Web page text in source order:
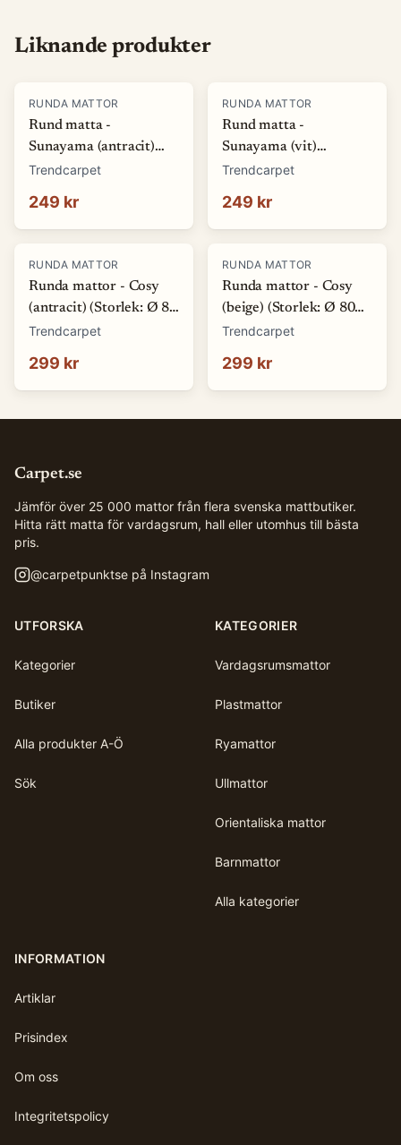
Liknande produkter
RUNDA MATTOR
Rund matta -
Sunayama (antracit)
(Storlek: Ø 80 cm)
Trendcarpet
249 kr
RUNDA MATTOR
Rund matta -
Sunayama (vit)
(Storlek: Ø 80 cm)
Trendcarpet
249 kr
RUNDA MATTOR
Runda mattor - Cosy
(antracit) (Storlek: Ø 80
cm)
Trendcarpet
299 kr
RUNDA MATTOR
Runda mattor - Cosy
(beige) (Storlek: Ø 80
cm)
Trendcarpet
299 kr
Carpet.se
Jämför över 25 000 mattor från flera svenska mattbutiker.
Hitta rätt matta för vardagsrum, hall eller utomhus till bästa
pris.
@carpetpunktse på Instagram
UTFORSKA
Kategorier
Butiker
Alla produkter A-Ö
Sök
KATEGORIER
Vardagsrumsmattor
Plastmattor
Ryamattor
Ullmattor
Orientaliska mattor
Barnmattor
Alla kategorier
INFORMATION
Artiklar
Prisindex
Om oss
Integritetspolicy